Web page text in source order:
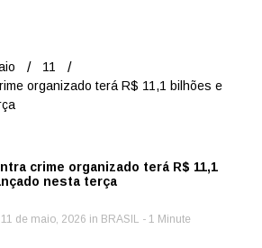
11
organizado terá R$ 11,1 bilhões e
crime organizado terá R$ 11,1
nesta terça
de maio, 2026 in BRASIL - 1 Minute